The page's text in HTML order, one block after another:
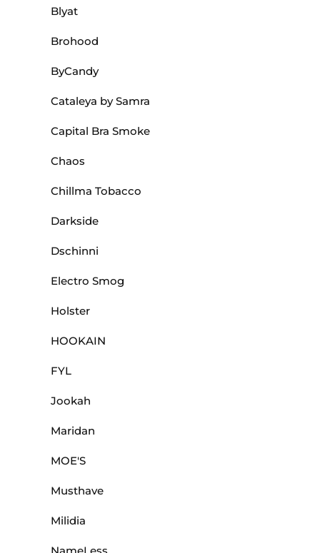
Blyat
Brohood
ByCandy
Cataleya by Samra
Capital Bra Smoke
Chaos
Chillma Tobacco
Darkside
Dschinni
Electro Smog
Holster
HOOKAIN
FYL
Jookah
Maridan
MOE'S
Musthave
Milidia